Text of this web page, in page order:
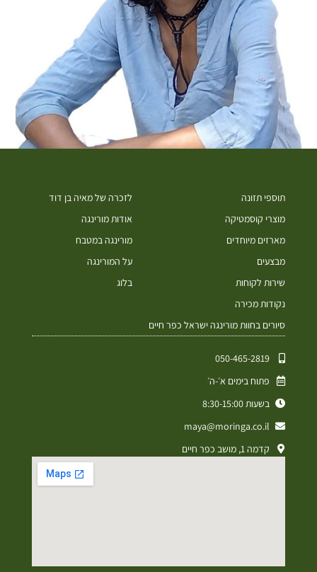
תוספי תזונה
מוצרי קוסמטיקה
מארזים מיוחדים
מבצעים
שירות לקוחות
נקודות מכירה
סיורים בחוות מורינגה ישראל כפר חיים
לזכרה של מאיה בן דוד
אודות מורינגה
מורינגה במטבח
על המורינגה
בלוג
050-465-2819⁩
פתוח בימים א׳-ה׳
בשעות 8:30-15:00
maya@moringa.co.il
קדמה 1, מושב כפר חיים